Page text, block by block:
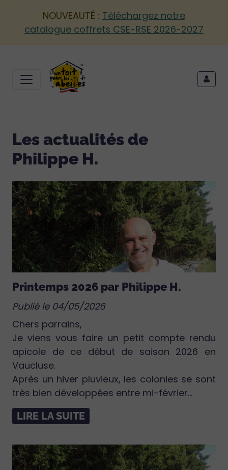
NOUVEAUTÉ : Téléchargez notre
catalogue coffrets CSE-RSE 2026-2027
Les actualités de
Philippe H.
Printemps 2026 par Philippe H.
Publié le 04/05/2026
Chers parrains,
Je viens vous faire un petit compte rendu
apicole de ce début de saison 2026 en
Vaucluse.
Après un hiver pluvieux, les colonies se sont
très bien développées entre mi-février...
LIRE LA SUITE